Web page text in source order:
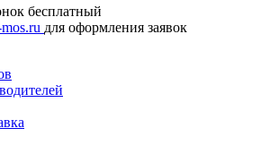
бесплатный
для оформления заявок